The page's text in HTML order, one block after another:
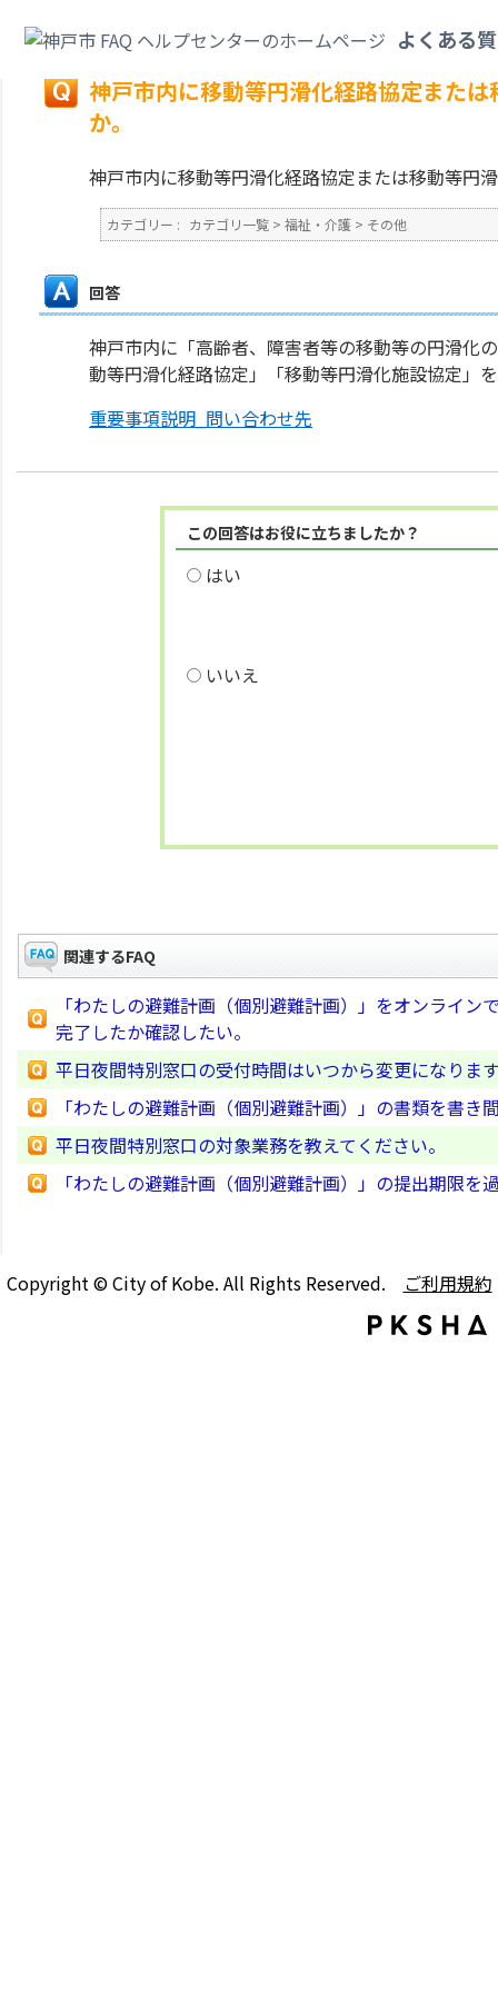
よくある
戻る
神戸市内に移動等円滑化経路協定また
か。
神戸市内に移動等円滑化経路協定または移動等円
カテゴリー : カテゴリ一覧 > 福祉・介護 > その他
回答
神戸市内に「高齢者、障害者等の移動等の円滑化
動等円滑化経路協定」「移動等円滑化施設協定」
重要事項説明_問い合わせ先
この回答はお役に立ちましたか？
はい
いいえ
関連するFAQ
「わたしの避難計画（個別避難計画）」をオンライ
完了したか確認したい。
平日夜間特別窓口の受付時間はいつから変更になりま
「わたしの避難計画（個別避難計画）」の書類を書
平日夜間特別窓口の対象業務を教えてください。
「わたしの避難計画（個別避難計画）」の提出期限を
Copyright © City of Kobe. All Rights Reserved. ご利用規約